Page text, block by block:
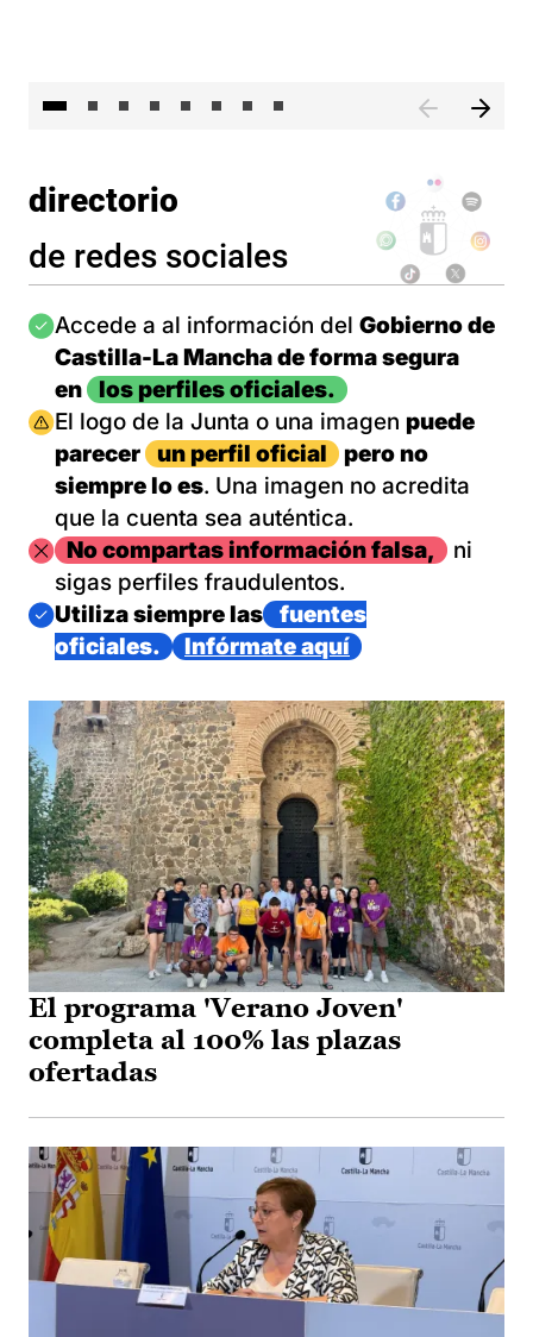
directorio
de redes sociales
Imagen
Accede a al información del Gobierno de
Castilla-La Mancha de forma segura
en
los perfiles oficiales.
Imagen
El logo de la Junta o una imagen puede
parecer
un perfil oficial
pero no
siempre lo es. Una imagen no acredita
que la cuenta sea auténtica.
ImagenNo compartas información falsa,
ni
sigas perfiles fraudulentos.
Imagen
Utiliza siempre las
fuentes
oficiales.
Infórmate aquí
El programa 'Verano Joven'
completa al 100% las plazas
ofertadas